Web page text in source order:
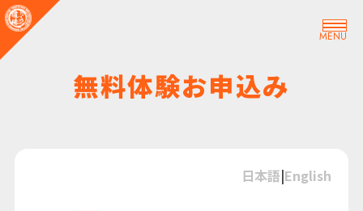
MENU
無料体験お申込み
日本語|English